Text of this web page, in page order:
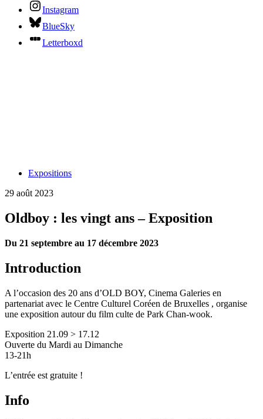
Instagram
BlueSky
Letterboxd
Expositions
29 août 2023
Oldboy : les vingt ans – Exposition
Du 21 septembre au 17 décembre 2023
Introduction
A l’occasion des 20 ans d’OLD BOY, Cinema Galeries en
partenariat avec le Centre Culturel Coréen de Bruxelles , organise
une exposition autour du film culte de Park Chan-wook.
Exposition 21.09 > 17.12
Ouverte du Mardi au Dimanche
13-21h
L’entrée est gratuite !
Info